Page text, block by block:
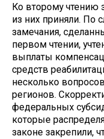
Ко второму чтению
из них приняли. По
замечания,
первом чтении,
выплаты
средств
несколько
регионов.
федеральных
которые
законе закрепили,